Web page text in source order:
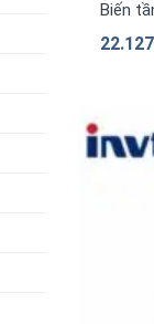
Biến